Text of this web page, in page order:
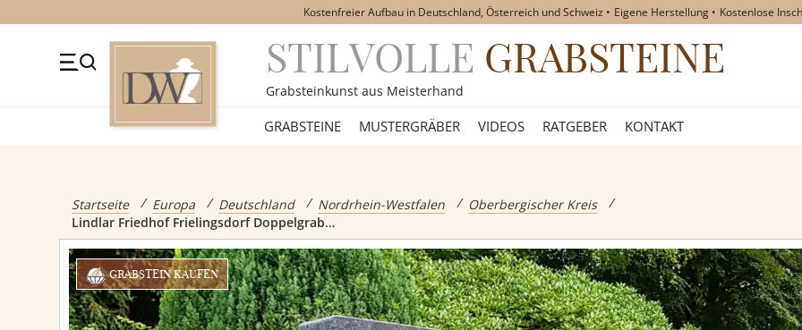
Kostenfreier Aufbau in Deutschland, Österreich und Schweiz Eigene Herstellung Kostenlose
+49 (0)3641 4787525
Beratung Mo-Fr. 09-16 Uhr
Kontakt
GRABSTEINE
Einzelgrabsteine
Doppelgrabsteine
STILVOLLE GRABSTEINE
Grabsteinkunst aus Meisterhand
GRABSTEINE MUSTERGRÄBER VIDEOS RATGEBER KONTAKT
Startseite Europa Deutschland Nordrhein-Westfalen
Oberbergischer Kreis
Lindlar Friedhof Frielingsdorf Doppelgrabmal Rhode
GRABSTEIN KAUFEN